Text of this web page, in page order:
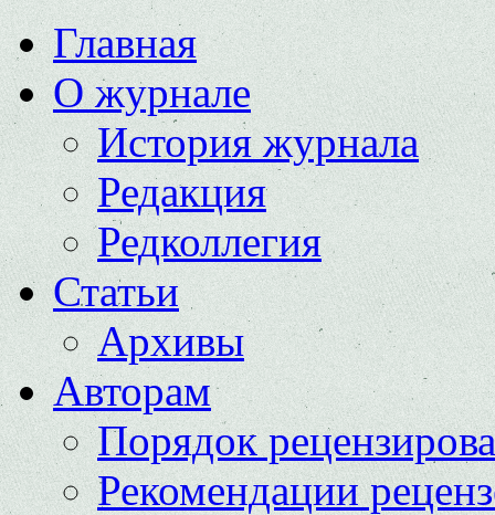
Главная
О журнале
История журнала
Редакция
Редколлегия
Статьи
Архивы
Авторам
Порядок
Рекомендации